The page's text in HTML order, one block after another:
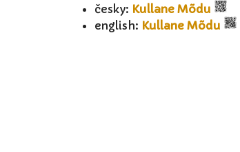
česky: Kullane Mõdu
english: Kullane Mõdu